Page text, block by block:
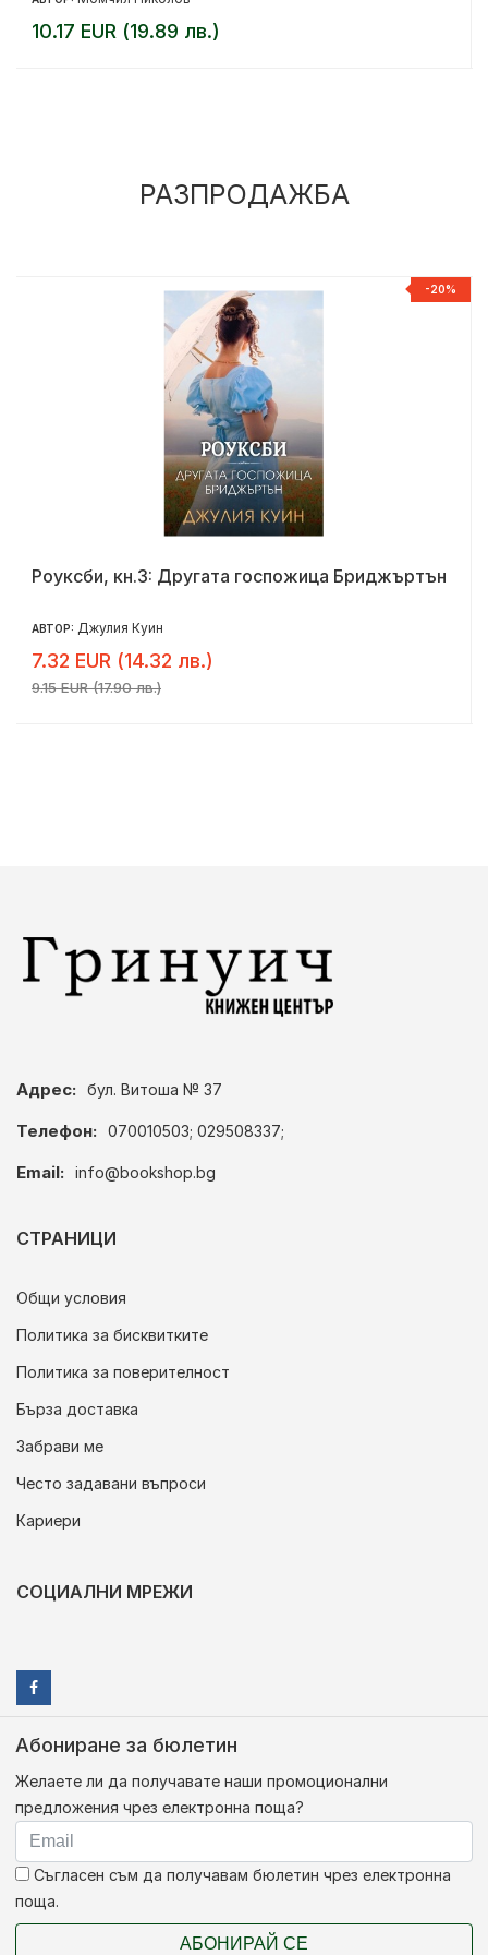
10.17 EUR (19.89 лв.)
РАЗПРОДАЖБА
-20%
Роуксби, кн.3: Другата госпожица Бриджъртън
АВТОР: Джулия Куин
7.32 EUR (14.32 лв.)
9.15 EUR (17.90 лв.)
Адрес: бул. Витоша № 37
Телефон: 070010503; 029508337;
Email: info@bookshop.bg
СТРАНИЦИ
Общи условия
Политика за бисквитките
Политика за поверителност
Бърза доставка
Забрави ме
Често задавани въпроси
Кариери
СОЦИАЛНИ МРЕЖИ
Абониране за бюлетин
Желаете ли да получавате наши промоционални
предложения чрез електронна поща?
Съгласен съм да получавам бюлетин чрез електронна
поща.
АБОНИРАЙ СЕ